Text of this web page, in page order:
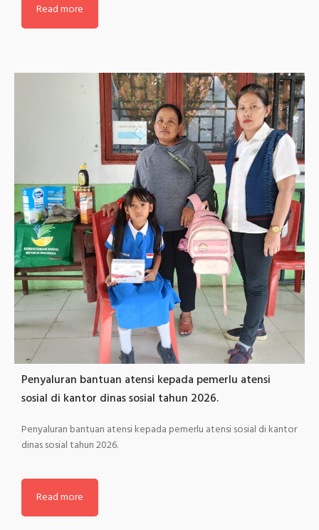
Read more
Penyaluran bantuan atensi kepada pemerlu atensi
sosial di kantor dinas sosial tahun 2026.
Penyaluran bantuan atensi kepada pemerlu atensi sosial di kantor
dinas sosial tahun 2026.
Read more